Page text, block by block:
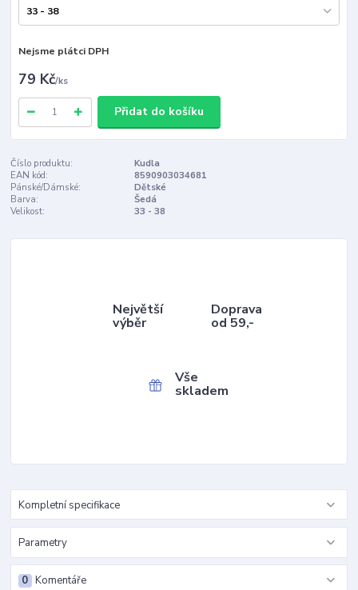
Nejsme plátci DPH
79 Kč/ks
Přidat do košíku
Číslo produktu:
Kudla
EAN kód:
8590903034681
Pánské/Dámské:
Dětské
Barva:
Šedá
Velikost:
33 - 38
Největší
výběr
Doprava
od 59,-
Vše
skladem
Kompletní specifikace
Parametry
Komentáře
0